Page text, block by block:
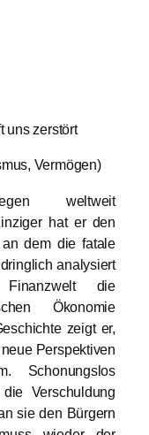
uns zerstört
Vermögen)
weltweit
hat er den
an dem die fatale
analysiert
die
Ökonomie
zeigt er,
Perspektiven
Schonungslos
Verschuldung
sie den Bürgern